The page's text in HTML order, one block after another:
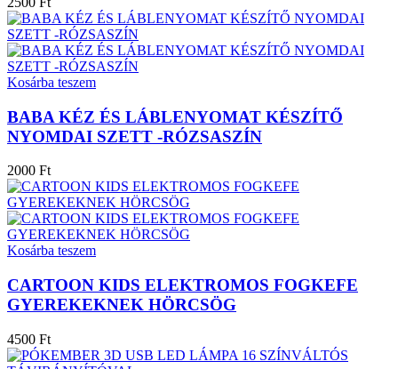
Kosárba teszem
BABA KÉZ ÉS LÁBLENYOMAT KÉSZÍTŐ
NYOMDAI SZETT -RÓZSASZÍN
2000 Ft
Kosárba teszem
CARTOON KIDS ELEKTROMOS FOGKEFE
GYEREKEKNEK HÖRCSÖG
4500 Ft